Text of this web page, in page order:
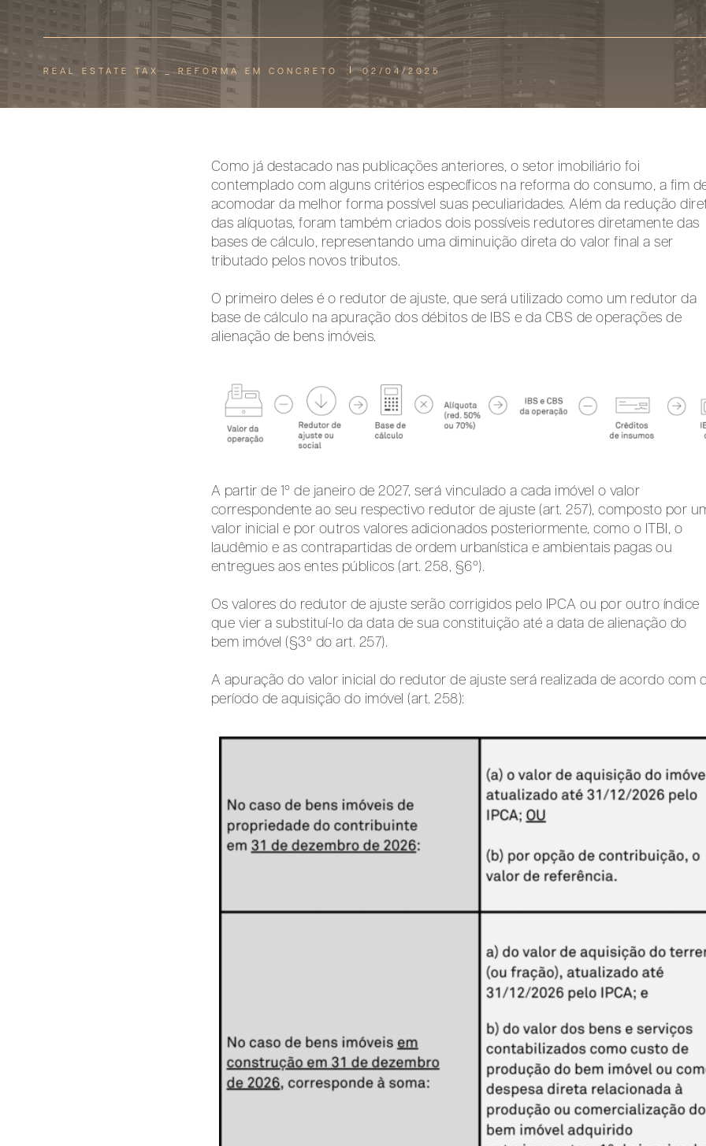
REAL ESTATE TAX _ REFORMA EM CONCRETO 02/04/2025
Como já destacado nas publicações anteriores, o setor imobiliário foi
contemplado com alguns critérios específicos na reforma do consumo, a fim
acomodar da melhor forma possível suas peculiaridades. Além da redução
das alíquotas, foram também criados dois possíveis redutores diretamente das
bases de cálculo, representando uma diminuição direta do valor final a ser
tributado pelos novos tributos.
O primeiro deles é o redutor de ajuste, que será utilizado como um redutor da
base de cálculo na apuração dos débitos de IBS e da CBS de operações de
alienação de bens imóveis.
A partir de 1º de janeiro de 2027, será vinculado a cada imóvel o valor
correspondente ao seu respectivo redutor de ajuste (art. 257), composto por
valor inicial e por outros valores adicionados posteriormente, como o ITBI, o
laudêmio e as contrapartidas de ordem urbanística e ambientais pagas ou
entregues aos entes públicos (art. 258, §6º).
Os valores do redutor de ajuste serão corrigidos pelo IPCA ou por outro índice
que vier a substituí-lo da data de sua constituição até a data de alienação do
bem imóvel (§3º do art. 257).
A apuração do valor inicial do redutor de ajuste será realizada de acordo com
período de aquisição do imóvel (art. 258):